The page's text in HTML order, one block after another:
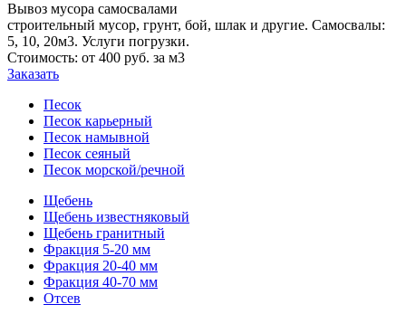
Вывоз мусора самосвалами
строительный мусор, грунт, бой, шлак и другие. Самосвалы:
5, 10, 20м3. Услуги погрузки.
Стоимость: от 400 руб. за м3
Заказать
Песок
Песок карьерный
Песок намывной
Песок сеяный
Песок морской/речной
Щебень
Щебень известняковый
Щебень гранитный
Фракция 5-20 мм
Фракция 20-40 мм
Фракция 40-70 мм
Отсев